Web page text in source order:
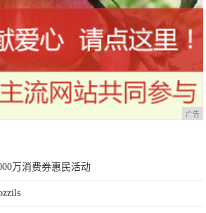
广告
万消费券惠民活动